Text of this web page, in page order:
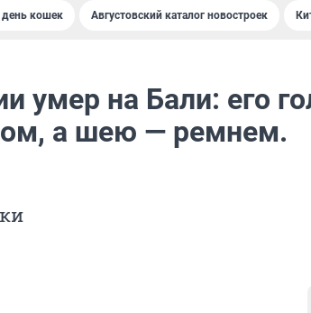
кошек Августовский каталог новостроек
умер на Бали: его
а шею — ремнем.